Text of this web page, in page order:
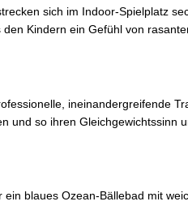
sich im Indoor-Spielplatz
Kindern ein Gefühl von
ineinandergreifende
und so ihren Gleichgewichtssinn
blaues Ozean-Bällebad mit